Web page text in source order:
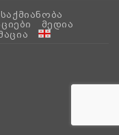
ᲡᲐᲥᲛᲘᲐᲜᲝᲑᲐ
ᲛᲔᲓᲘᲐ